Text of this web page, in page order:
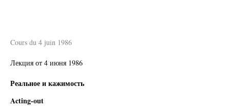
Cours du 4 juin 1986
Лекция от 4 июня 1986
Реальное и кажимость
Acting-out